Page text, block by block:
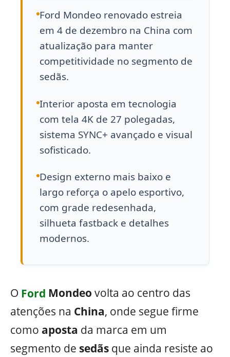
Ford Mondeo renovado estreia
em 4 de dezembro na China com
atualização para manter
competitividade no segmento de
sedãs.
Interior aposta em tecnologia
com tela 4K de 27 polegadas,
sistema SYNC+ avançado e visual
sofisticado.
Design externo mais baixo e
largo reforça o apelo esportivo,
com grade redesenhada,
silhueta fastback e detalhes
modernos.
O Ford Mondeo volta ao centro das
atenções na China, onde segue firme
como aposta da marca em um
segmento de sedãs que ainda resiste ao